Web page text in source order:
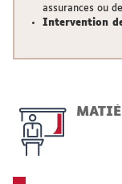
assurances ou
Intervention
MATI È